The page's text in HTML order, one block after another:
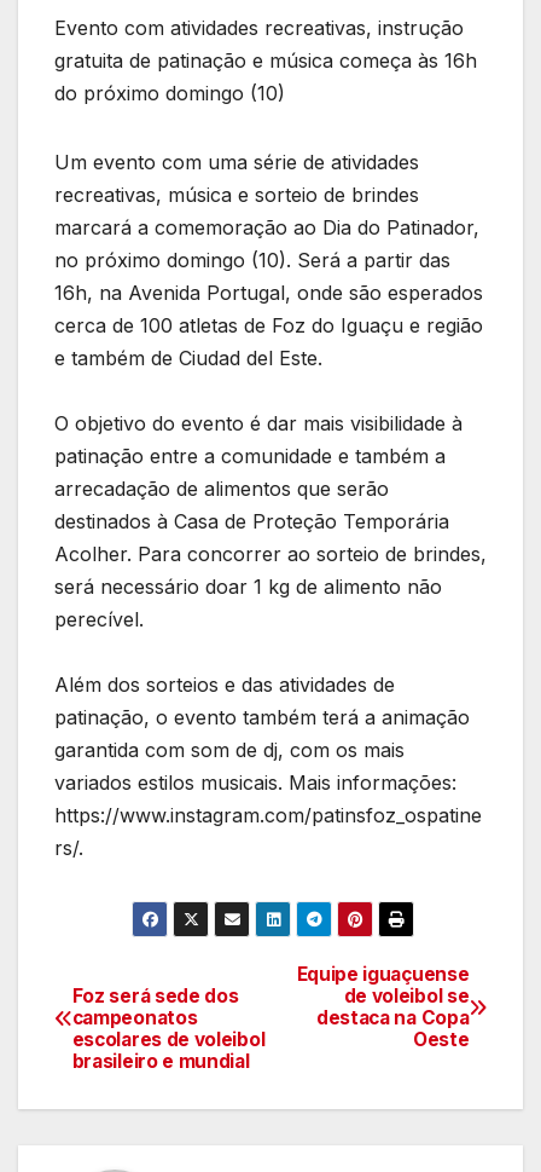
Evento com atividades recreativas, instrução
gratuita de patinação e música começa às 16h
do próximo domingo (10)
Um evento com uma série de atividades
recreativas, música e sorteio de brindes
marcará a comemoração ao Dia do Patinador,
no próximo domingo (10). Será a partir das
16h, na Avenida Portugal, onde são esperados
cerca de 100 atletas de Foz do Iguaçu e região
e também de Ciudad del Este.
O objetivo do evento é dar mais visibilidade à
patinação entre a comunidade e também a
arrecadação de alimentos que serão
destinados à Casa de Proteção Temporária
Acolher. Para concorrer ao sorteio de brindes,
será necessário doar 1 kg de alimento não
perecível.
Além dos sorteios e das atividades de
patinação, o evento também terá a animação
garantida com som de dj, com os mais
variados estilos musicais. Mais informações:
https://www.instagram.com/patinsfoz_ospatine
rs/.
Navegação
de
Equipe iguaçuense
de voleibol se
destaca na Copa
Oeste
Foz será sede dos
campeonatos
escolares de voleibol
brasileiro e mundial